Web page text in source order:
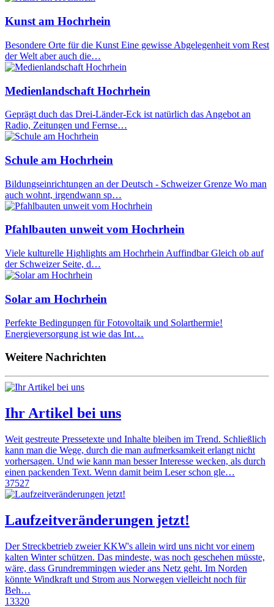
Kunst am Hochrhein
Besondere Orte für die Kunst Eine gewisse Abgelegenheit vom Rest
der Welt aber auch die…
Medienlandschaft Hochrhein
Geprägt duch das Drei-Länder-Eck ist natürlich das Angebot an
Radio, Zeitungen und Fernse…
Schule am Hochrhein
Bildungseinrichtungen an der Deutsch - Schweizer Grenze Wo man
auch wohnt, irgendwann sp…
Pfahlbauten unweit vom Hochrhein
Viele kulturelle Highlights am Hochrhein Auffindbar Gleich ob auf
der Schweizer Seite, d…
Solar am Hochrhein
Perfekte Bedingungen für Fotovoltaik und Solarthermie!
Energieversorgung ist wie das Int…
Weitere Nachrichten
Ihr Artikel bei uns
Weit gestreute Pressetexte und Inhalte bleiben im Trend. Schließlich
kann man die Wege, durch die man aufmerksamkeit erlangt nicht
vorhersagen. Und wie kann man besser Interesse wecken, als durch
einen packenden Text. Wenn damit beim Leser schon gle…
37527
Laufzeitveränderungen jetzt!
Der Streckbetrieb zweier KKW's allein wird uns nicht vor einem
kalten Winter schützen. Das mindeste, was noch geschehen müsste,
wäre, dass Grundremmingen wieder ans Netz geht. Im Norden
könnte Windkraft und Strom aus Norwegen vielleicht noch für
Beh…
13320